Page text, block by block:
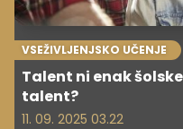
VSEŽIVLJENJSKO UČENJE
Talent ni enak
talent?
11. 09. 2025 03.22